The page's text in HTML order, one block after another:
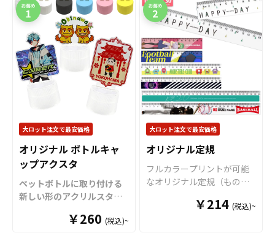
大ロット注文で最安価格
オリジナル ボトルキャ
ップアクスタ
ペットボトルに取り付ける
新しい形のアクリルスタン
タ」をお客様のオリジナル
￥260 (税込)~
大ロット注文で最安価格
オリジナル定規
フルカラープリントが可能
なオリジナル定規（ものさ
30cmの3サイズをご用意し
￥214 (税込)~